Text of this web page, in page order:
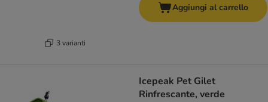
3 varianti
Aggiungi al carrello
Icepeak Pet Gilet
Rinfrescante, verde